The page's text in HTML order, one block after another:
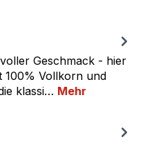
Geschmack - hier
100% Vollkorn und
klassi… Mehr